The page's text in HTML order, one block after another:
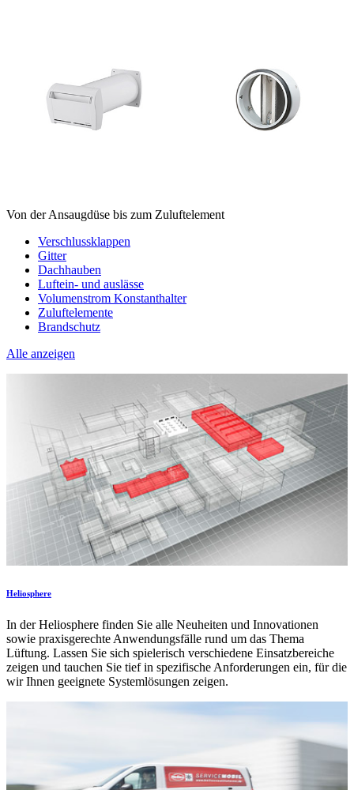
Von der Ansaugdüse bis zum Zuluftelement
Verschlussklappen
Gitter
Dachhauben
Luftein- und auslässe
Volumenstrom Konstanthalter
Zuluftelemente
Brandschutz
Alle anzeigen
Heliosphere
In der Heliosphere finden Sie alle Neuheiten und Innovationen
sowie praxisgerechte Anwendungsfälle rund um das Thema
Lüftung. Lassen Sie sich spielerisch verschiedene Einsatzbereiche
zeigen und tauchen Sie tief in spezifische Anforderungen ein, für die
wir Ihnen geeignete Systemlösungen zeigen.